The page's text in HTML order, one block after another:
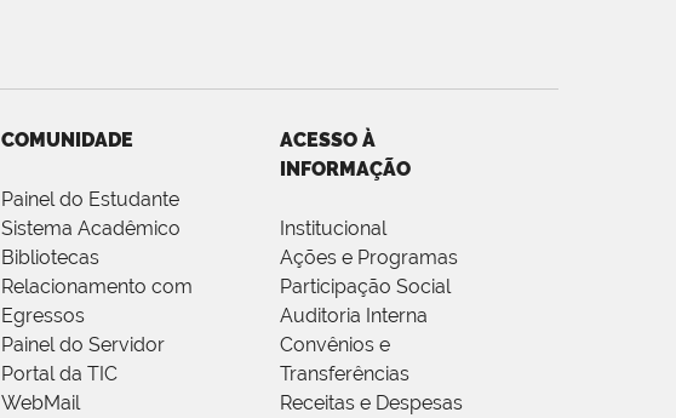
COMUNIDADE
Painel do Estudante
Sistema Acadêmico
Bibliotecas
Relacionamento com
Egressos
Painel do Servidor
Portal da TIC
WebMail
ACESSO À
INFORMAÇÃO
Institucional
Ações e Programas
Participação Social
Auditoria Interna
Convênios e
Transferências
Receitas e Despesas